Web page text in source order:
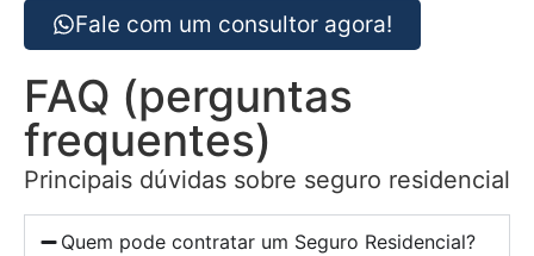
Fale com um consultor agora!
FAQ (perguntas
frequentes)
Principais dúvidas sobre seguro residencial
Quem pode contratar um Seguro Residencial?